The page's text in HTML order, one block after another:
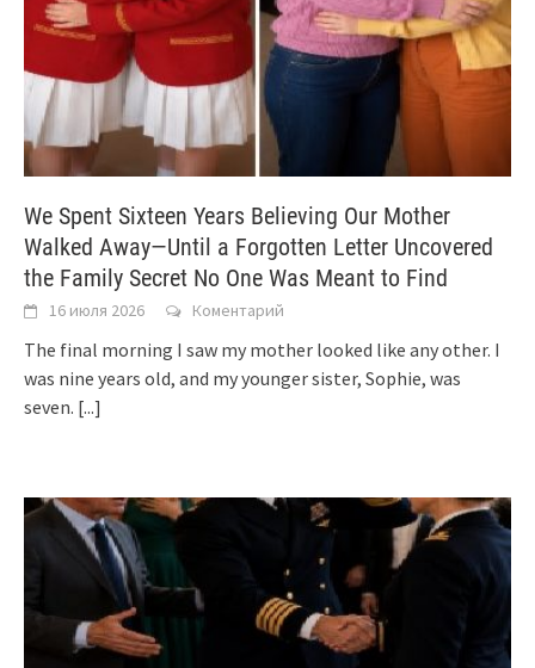
We Spent Sixteen Years Believing Our Mother
Walked Away—Until a Forgotten Letter Uncovered
the Family Secret No One Was Meant to Find
16 июля 2026 Коментарий
The final morning I saw my mother looked like any other. I
was nine years old, and my younger sister, Sophie, was
seven. [...]